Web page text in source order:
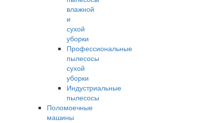
влажной
и
сухой
уборки
Профессиональные
пылесосы
сухой
уборки
Индустриальные
пылесосы
Поломоечные
машины